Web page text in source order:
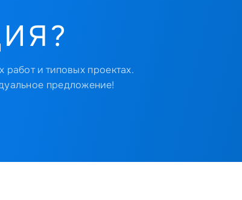
и типовых проектах.
предложение!